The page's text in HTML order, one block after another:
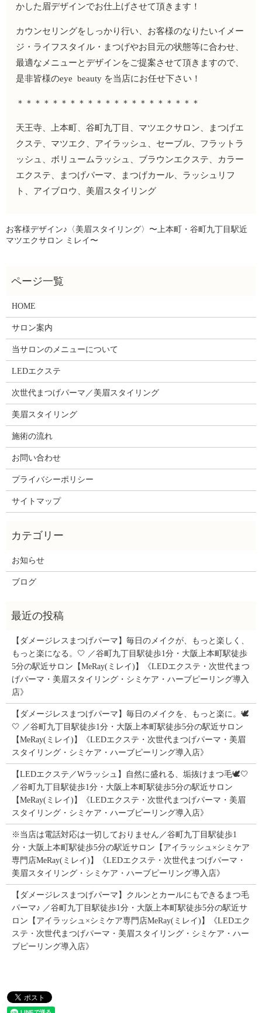
かした眉デザインでお仕上げさせて頂きます！
カウンセリングをしっかり行い、お客様のなりたいイメー
ジ・ライフスタイル・まつげやお目元の状態等に合わせ、
最適なメニューとデザインをご提案させて頂きますので、
是非皆様のeye beauty を当店にお任せ下さい！
＊＊＊＊＊＊＊＊＊＊＊＊＊＊＊＊＊＊＊＊＊
天王寺、上本町、谷町九丁目、マツエクサロン、まつげエ
クステ、マツエク、アイラッシュ、セーブル、フラットラ
ッシュ、ボリュームラッシュ、ブラウンエクステ、カラー
エクステ、まつげパーマ、まつげカール、ラッシュリフ
ト、アイブロウ、美眉スタイリング
お客様デザイン♪〈美眉スタイリング〉〜上本町・谷町九丁目駅近
マツエクサロン ミレイ〜
HOME
サロン案内
当サロンのメニューについて
LEDエクステ
次世代まつげパーマ／美眉スタイリング
美眉スタイリング
施術の流れ
お問い合わせ
プライバシーポリシー
サイトマップ
お知らせ
ブログ
【ダメージレスまつげパーマ】毎日のメイクが、もっと楽しく、
もっと楽になる。🤍 ／谷町九丁目駅徒歩1分・大阪上本町駅徒歩
5分の駅近サロン【MeRay(ミレイ)】《LEDエクステ・次世代まつ
げパーマ・美眉スタイリング・シミケア・ハーブピーリング導入
店》
【ダメージレスまつげパーマ】毎日のメイクを、もっと楽に。🕊️
🤍 ／谷町九丁目駅徒歩1分・大阪上本町駅徒歩5分の駅近サロン
【MeRay(ミレイ)】《LEDエクステ・次世代まつげパーマ・美眉
スタイリング・シミケア・ハーブピーリング導入店》
【LEDエクステ／Wラッシュ】自然に盛れる、垢抜けまつ毛🕊️🤍
／谷町九丁目駅徒歩1分・大阪上本町駅徒歩5分の駅近サロン
【MeRay(ミレイ)】《LEDエクステ・次世代まつげパーマ・美眉
スタイリング・シミケア・ハーブピーリング導入店》
※当店は電話対応は一切しておりません／谷町九丁目駅徒歩1
分・大阪上本町駅徒歩5分の駅近サロン【アイラッシュ×シミケア
専門店MeRay(ミレイ)】《LEDエクステ・次世代まつげパーマ・
美眉スタイリング・シミケア・ハーブピーリング導入店》
【ダメージレスまつげパーマ】クルンとカールにもできるまつ毛
パーマ♪ ／谷町九丁目駅徒歩1分・大阪上本町駅徒歩5分の駅近サ
ロン【アイラッシュ×シミケア専門店MeRay(ミレイ)】《LEDエク
ステ・次世代まつげパーマ・美眉スタイリング・シミケア・ハー
ブピーリング導入店》